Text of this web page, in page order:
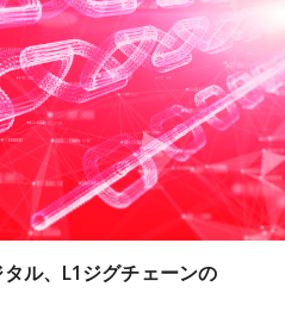
ル、L1ジグチェーンの